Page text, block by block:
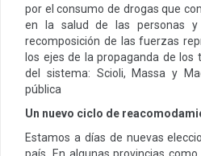
por el consumo de drogas que
en la salud de las personas
recomposición de las fuerzas
los ejes de la propaganda de los
del sistema: Scioli, Massa y
pública
Un nuevo ciclo de
Estamos a días de nuevas
país. En algunas provincias